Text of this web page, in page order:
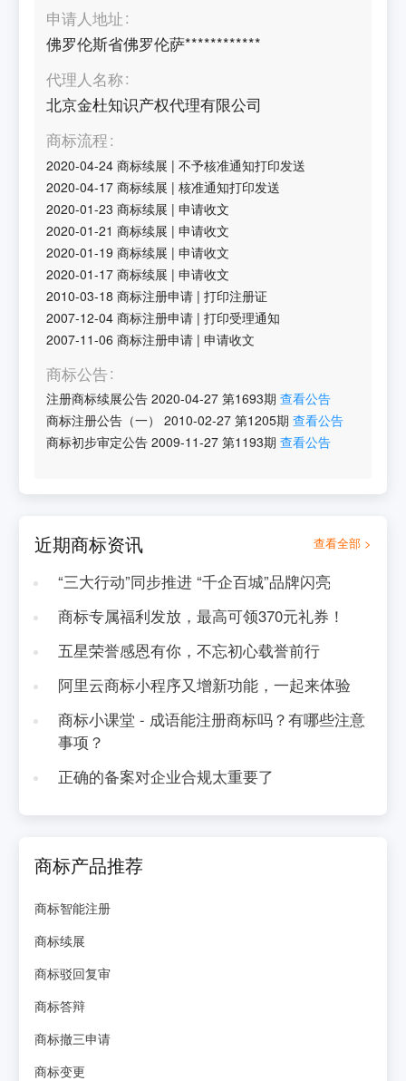
申请人地址
佛罗伦斯省佛罗伦萨************
代理人名称
北京金杜知识产权代理有限公司
商标流程
2020-04-24 商标续展 |不予核准通知打印发送
2020-04-17 商标续展 |核准通知打印发送
2020-01-23 商标续展 |申请收文
2020-01-21 商标续展 |申请收文
2020-01-19 商标续展 |申请收文
2020-01-17 商标续展 |申请收文
2010-03-18 商标注册申请 |打印注册证
2007-12-04 商标注册申请 |打印受理通知
2007-11-06 商标注册申请 |申请收文
商标公告
注册商标续展公告 2020-04-27 第1693期 查看公告
商标注册公告（一）
2010-02-27 第1205期 查看公告
商标初步审定公告 2009-11-27 第1193期 查看公告
近期商标资讯 查看全部 >
“三大行动”同步推进 “千企百城”品牌闪亮
商标专属福利发放，最高可领370元礼券！
五星荣誉感恩有你，不忘初心载誉前行
阿里云商标小程序又增新功能，一起来体验
商标小课堂 - 成语能注册商标吗？有哪些注意
事项？
正确的备案对企业合规太重要了
商标产品推荐
商标智能注册
商标续展
商标驳回复审
商标答辩
商标撤三申请
商标变更